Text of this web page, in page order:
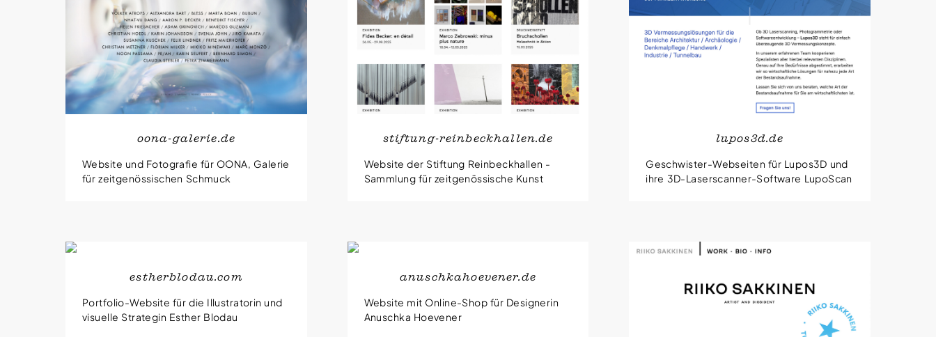
oona-galerie.de
Website und Fotografie für OONA, Galerie
für zeitgenössischen Schmuck
stiftung-reinbeckhallen.de
Website der Stiftung Reinbeckhallen -
Sammlung für zeitgenössische Kunst
lupos3d.de
Geschwister-Webseiten für Lupos3D und
ihre 3D-Laserscanner-Software LupoScan
estherblodau.com
Portfolio-Website für die Illustratorin und
visuelle Strategin Esther Blodau
anuschkahoevener.de
Website mit Online-Shop für Designerin
Anuschka Hoevener